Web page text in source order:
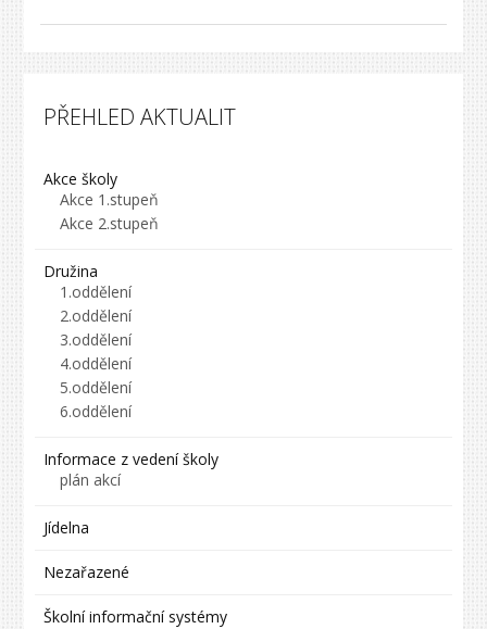
PŘEHLED AKTUALIT
Akce školy
Akce 1.stupeň
Akce 2.stupeň
Družina
1.oddělení
2.oddělení
3.oddělení
4.oddělení
5.oddělení
6.oddělení
Informace z vedení školy
plán akcí
Jídelna
Nezařazené
Školní informační systémy